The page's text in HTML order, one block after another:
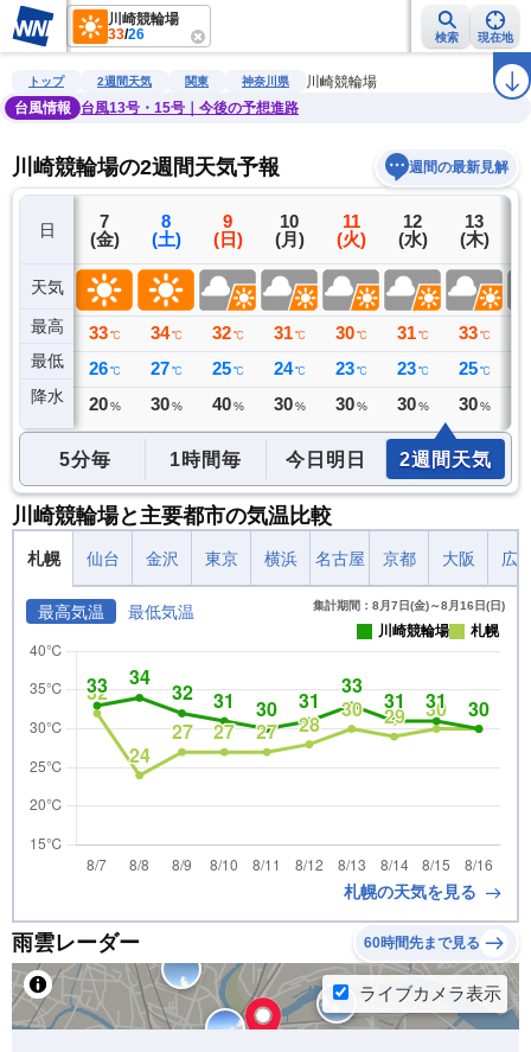
川崎競輪場
33/26 検索 現在地
雨雲レーダー 台風情報 地震情報 警報・注意報 ラ
トップ 2週間天気 関東 神奈川県
川崎競輪場
台風情報
台風13号・15号｜今後の予想進路
川崎競輪場の2週間天気予報 週間の最新見解
日
天気
最高
最低
降水
6
(木)
31 ℃
24 ℃
10ミリ
7
(金)
33 ℃
26 ℃
20 %
8
(土)
34 ℃
27 ℃
30 %
9
(日)
32 ℃
25 ℃
40 %
10
(月)
31 ℃
24 ℃
30 %
11
(火)
30 ℃
23 ℃
30 %
12
(水)
31 ℃
23 ℃
30 %
13
(木)
33 ℃
25 ℃
30 %
5分毎 1時間毎 今日明日 2週間天気
川崎競輪場と主要都市の気温比較
札幌 仙台 金沢 東京 横浜 名古屋 京都 大阪 広
最高気温 最低気温 集計期間：8月7日(金)～8月16日(日)
川崎競輪場 札幌
札幌の天気を見る
雨雲レーダー 60時間先まで見る